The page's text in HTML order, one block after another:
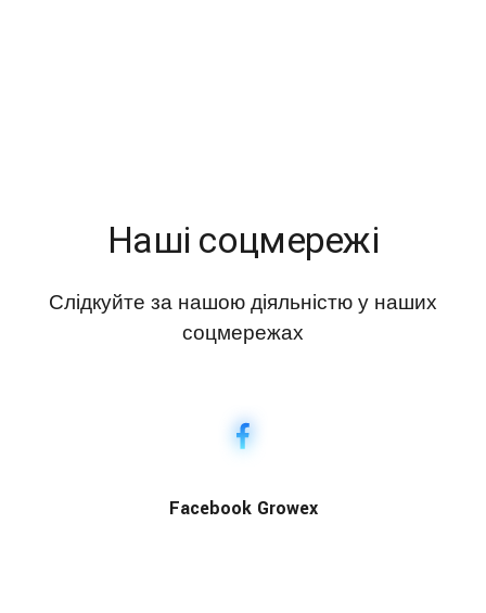
Наші соцмережі
Слідкуйте за нашою діяльністю у наших
соцмережах
Facebook Growex